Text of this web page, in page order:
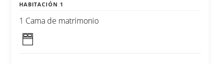
HABITACIÓN 1
1 Cama de matrimonio